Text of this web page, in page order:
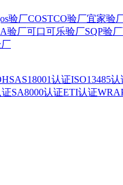
验厂COSTCO验厂宜家验
验厂可口可乐验厂SQP验厂
认证ISO13485认
SA8000认证ETI认证